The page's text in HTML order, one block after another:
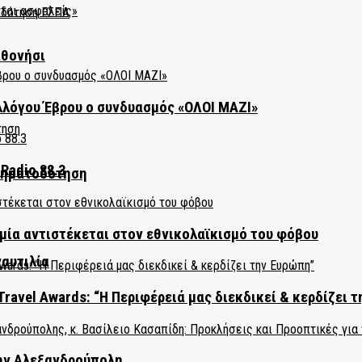
Έβρου ο συνδυασμός «ΟΛΟΙ ΜΑΖΙ»
88.3
αντιστέκεται στον εθνικολαϊκισμό του φόβου
Awards: “Η Περιφέρειά μας διεκδικεί & κερδίζει